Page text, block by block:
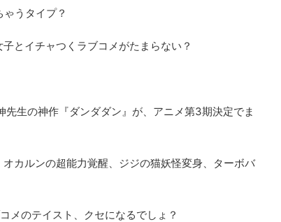
うタイプ？
とイチャつくラブコメがたまらない？
生の神作『ダンダダン』が、アニメ第3期決定でま
カルンの超能力覚醒、ジジの猫妖怪変身、ターボバ
メのテイスト、クセになるでしょ？